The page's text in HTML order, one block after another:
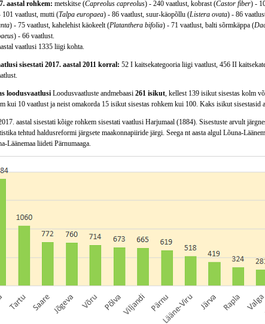
aastal rohkem: metskitse (Capreolus capreolus) - 240 vaatlust, kobrast (Castor fiber) -
101 vaatlust, mutti (Talpa europaea) - 86 vaatlust, suur-käopõllu (Listera ovata) - 86
) - 75 vaatlust, kahelehist käokeelt (Platanthera bifolia) - 71 vaatlust, balti sõrmkäppa (
) - 66 vaatlust.
vaatlusi 1335 liigi kohta.
sisestati 2017. aastal 2011 korral: 52 I kaitsekategooria liigi vaatlust, 456 II
loodusvaatlusiLoodusvaatluste andmebaasi 261 isikut, kellest 139 isikut sisestas kolm
kui 10 vaatlust ja neist omakorda 15 isikut sisestas rohkem kui 100. Kaks isikut sisestasid
aastal sisestati kõige rohkem sisestati vaatlusi Harjumaal (1884). Sisestuste arvult
tehtud haldusreformi järgsete maakonnapiiride järgi. Seega nt aasta algul Lõuna-
Läänemaa liideti Pärnumaaga.